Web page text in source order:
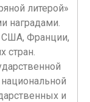
литерой»
наградами.
США, Франции,
стран.
и